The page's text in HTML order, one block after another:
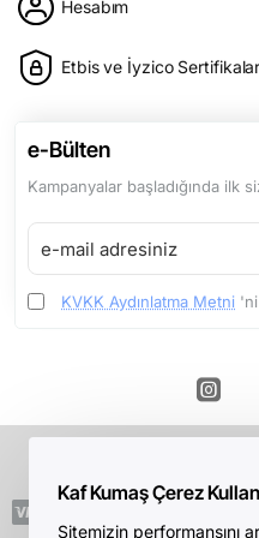
Kaf Kumaş Çerez
Sitemizin performansını
Hesabım
Etbis ve İyzico
e-Bülten
Kampanyalar başladığında ilk
e-
mail
adresiniz
KVKK Aydınlatma Metni